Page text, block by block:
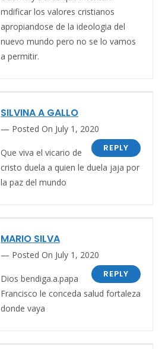
mdificar los valores cristianos
apropiandose de la ideologia del
nuevo mundo pero no se lo vamos
a permitir.
SILVINA A GALLO
Posted On July 1, 2020
REPLY
Que viva el vicario de
cristo duela a quien le duela jaja por
la paz del mundo
MARIO SILVA
Posted On July 1, 2020
REPLY
Dios bendiga.a.papa
Francisco le conceda salud fortaleza
donde vaya